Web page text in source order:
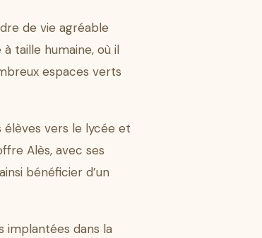
de vie agréable
taille humaine, où il
espaces verts
élèves vers le lycée et
Alès, avec ses
bénéficier d’un
implantées dans la